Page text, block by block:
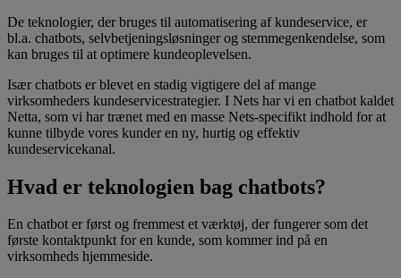
De teknologier, der bruges til automatisering af kundeservice, er
bl.a. chatbots, selvbetjeningsløsninger og stemmegenkendelse, som
kan bruges til at optimere kundeoplevelsen.
Især chatbots er blevet en stadig vigtigere del af mange
virksomheders kundeservicestrategier. I Nets har vi en chatbot kaldet
Netta, som vi har trænet med en masse Nets-specifikt indhold for at
kunne tilbyde vores kunder en ny, hurtig og effektiv
kundeservicekanal.
Hvad er teknologien bag chatbots?
En chatbot er først og fremmest et værktøj, der fungerer som det
første kontaktpunkt for en kunde, som kommer ind på en
virksomheds hjemmeside.